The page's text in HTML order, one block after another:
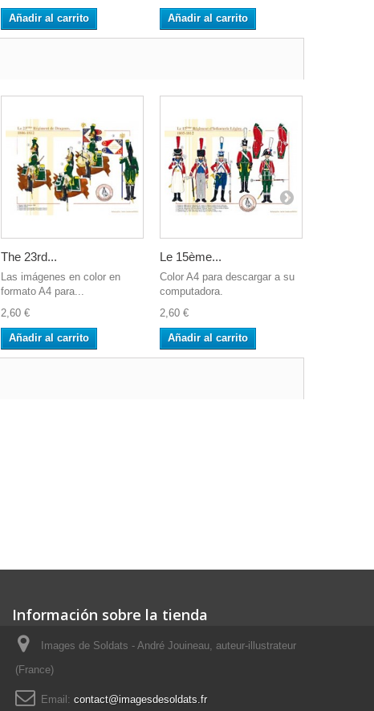
Añadir al carrito Añadir al carrito
The 23rd...
Las imágenes en color en
formato A4 para...
2,60 €
Añadir al carrito
Le 15ème...
Color A4 para descargar a su
computadora.
2,60 €
Añadir al carrito
Información sobre la tienda
Images de Soldats - André Jouineau, auteur-illustrateur
(France)
Email: contact@imagesdesoldats.fr